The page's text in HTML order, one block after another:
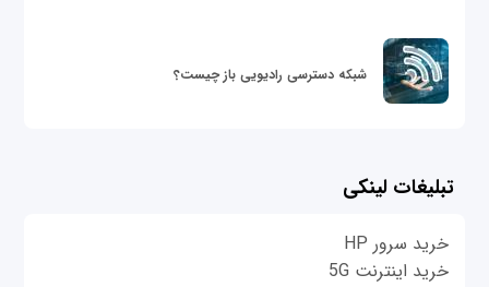
شبکه دسترسی رادیویی باز چیست؟
تبلیغات لینکی
خرید سرور HP
خرید اینترنت 5G